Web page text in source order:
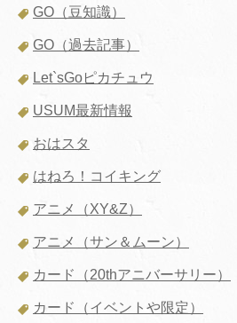
GO（豆知識）
GO（過去記事）
Let`sGoピカチュウ
USUM最新情報
おはスタ
はねろ！コイキング
アニメ（XY&Z）
アニメ（サン＆ムーン）
カード（20thアニバーサリー）
カード（イベントや限定）